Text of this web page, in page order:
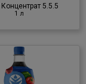
Концентрат 5.5.5
1 л